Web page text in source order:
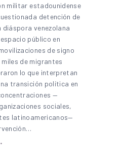
militar estadounidense
detención de
diáspora venezolana
público en
de signo
de migrantes
lo que interpretan
transición política en
—
sociales,
latinoamericanos—